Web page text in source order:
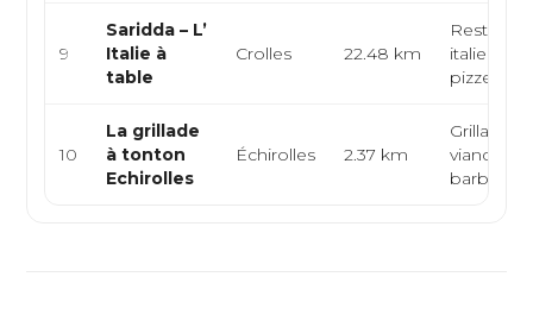
9
Saridda – L’
Italie à
table
Crolles 22.48 km
italien,
pizzeria
10
La grillade
à tonton
Echirolles
Échirolles 2.37 km
Grillades,
viandes,
barbecue